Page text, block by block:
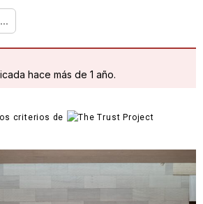
...
hace más de 1 año.
criterios de